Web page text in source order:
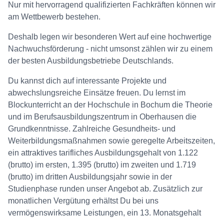
Nur mit hervorragend qualifizierten Fachkräften können wir
am Wettbewerb bestehen.
Deshalb legen wir besonderen Wert auf eine hochwertige
Nachwuchsförderung - nicht umsonst zählen wir zu einem
der besten Ausbildungsbetriebe Deutschlands.
Du kannst dich auf interessante Projekte und
abwechslungsreiche Einsätze freuen. Du lernst im
Blockunterricht an der Hochschule in Bochum die Theorie
und im Berufsausbildungszentrum in Oberhausen die
Grundkenntnisse. Zahlreiche Gesundheits- und
Weiterbildungsmaßnahmen sowie geregelte Arbeitszeiten,
ein attraktives tarifliches Ausbildungsgehalt von 1.122
(brutto) im ersten, 1.395 (brutto) im zweiten und 1.719
(brutto) im dritten Ausbildungsjahr sowie in der
Studienphase runden unser Angebot ab. Zusätzlich zur
monatlichen Vergütung erhältst Du bei uns
vermögenswirksame Leistungen, ein 13. Monatsgehalt